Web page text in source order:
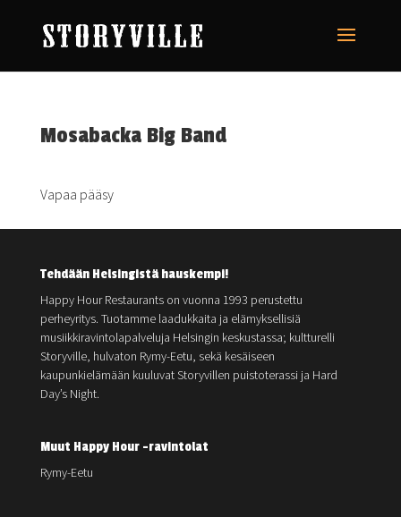
Mosabacka Big Band
Vapaa pääsy
Tehdään Helsingistä hauskempi!
Happy Hour Restaurants on vuonna 1993 perustettu
perheyritys. Tuotamme laadukkaita ja elämyksellisiä
musiikkiravintolapalveluja Helsingin keskustassa; kultturelli
Storyville, hulvaton Rymy-Eetu, sekä kesäiseen
kaupunkielämään kuuluvat Storyvillen puistoterassi ja Hard
Day’s Night.
Muut Happy Hour -ravintolat
Rymy-Eetu